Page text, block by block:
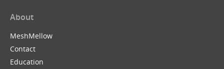
About
MeshMellow
Contact
Education